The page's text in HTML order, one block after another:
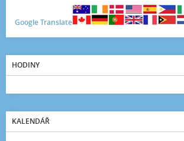
Google Translate
HODINY
KALENDÁŘ